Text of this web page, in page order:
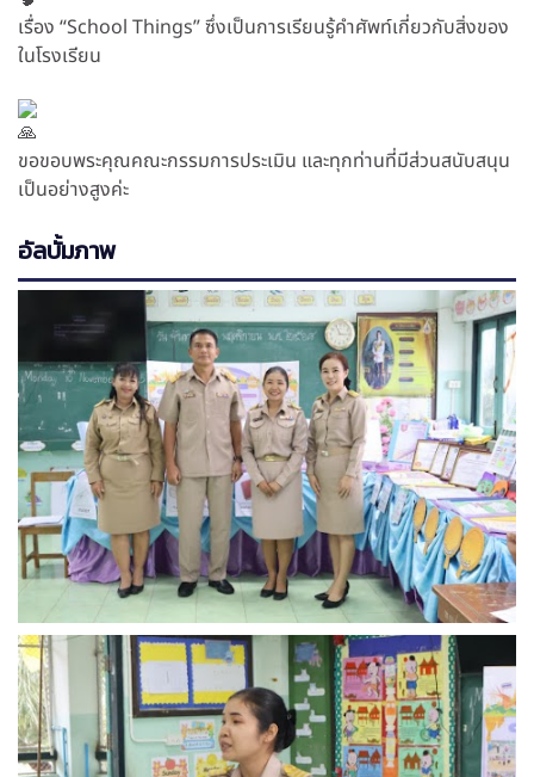
เรื่อง “School Things” ซึ่งเป็นการเรียนรู้คำศัพท์เกี่ยวกับสิ่งของ
ในโรงเรียน
ขอขอบพระคุณคณะกรรมการประเมิน และทุกท่านที่มีส่วนสนับสนุน
เป็นอย่างสูงค่ะ
อัลบั้มภาพ